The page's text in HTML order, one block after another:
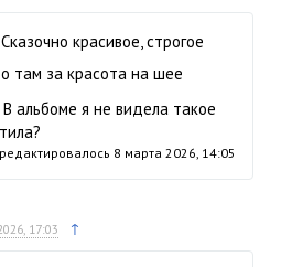
красивое, строгое
там за красота на шее
альбоме я не видела такое
8 марта 2026, 14:05
17:03 ↑